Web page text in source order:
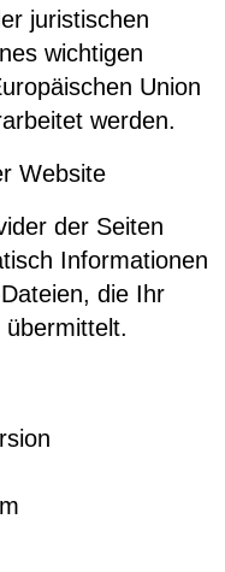
juristischen
wichtigen
Union
werden.
Website
der Seiten
Informationen
die Ihr